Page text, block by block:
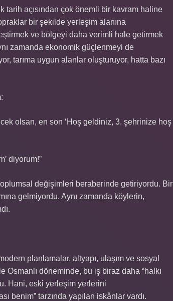
tarih açısından çok önemli bir kavram haline
bir şekilde yerleşim alanına
ve bölgeyi daha verimli hale getirmek
zamanda ekonomik güçlenmeyi de
tarıma uygun alanlar oluşturuyor, hatta bazı
olsan, en son ‘Hoş geldiniz, 3. şehrinize hoş
diyorum!”
değişimleri beraberinde getiriyordu. Bir
gelmiyordu. Aynı zamanda köylerin,
planlamalar, altyapı, ulaşım ve sosyal
döneminde, bu iş biraz daha “halkı
Hani, eski yerleşim yerlerini
benim” tarzında yapılan iskânlar vardı.